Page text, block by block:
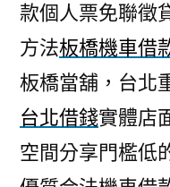
款個人票免聯徵
方法板橋機車借
板橋當舖，台北
台北借錢實體店
空間分享門檻低